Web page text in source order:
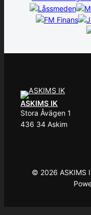
ASKIMS IK
Stora Åvägen 1
436 34 Askim
© 2026 ASKIMS